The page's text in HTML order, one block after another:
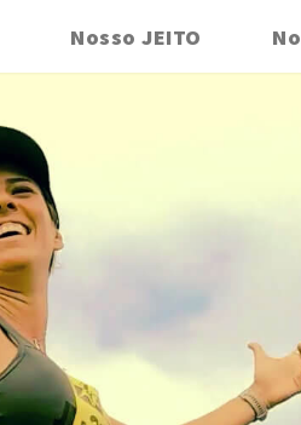
Nosso JEITO